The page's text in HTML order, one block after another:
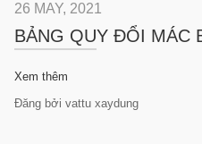
26 MAY, 2021
BẢNG QUY ĐỔI MÁC
Xem thêm
Đăng bởi vattu xaydung